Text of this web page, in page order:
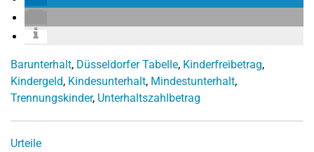
Barunterhalt, Düsseldorfer Tabelle, Kinderfreibetrag,
Kindergeld, Kindesunterhalt, Mindestunterhalt,
Trennungskinder, Unterhaltszahlbetrag
Urteile